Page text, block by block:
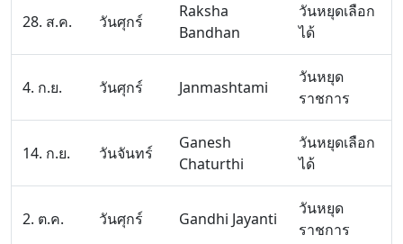
28. ส.ค. วันศุกร์
Raksha
Bandhan
วันหยุดเลือก
ได้
4. ก.ย. วันศุกร์ Janmashtami
วันหยุด
ราชการ
14. ก.ย. วันจันทร์
Ganesh
Chaturthi
วันหยุดเลือก
ได้
2. ต.ค. วันศุกร์ Gandhi Jayanti
วันหยุด
ราชการ